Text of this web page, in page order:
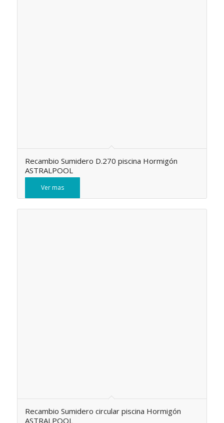
Recambio Sumidero D.270 piscina Hormigón
ASTRALPOOL
Ver mas
Recambio Sumidero circular piscina Hormigón
ASTRALPOOL